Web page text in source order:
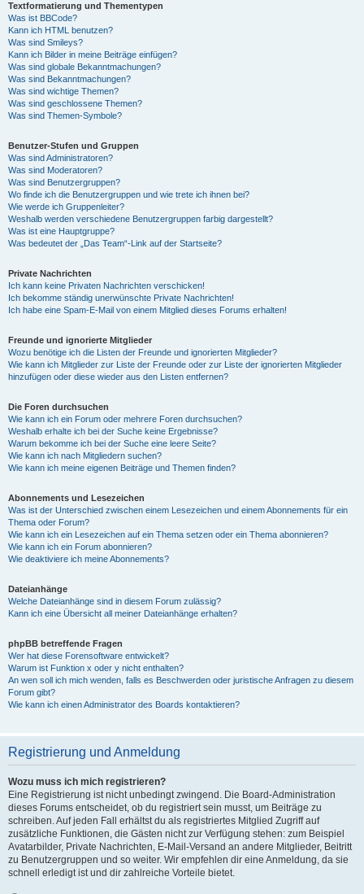
Textformatierung und Thementypen
Was ist BBCode?
Kann ich HTML benutzen?
Was sind Smileys?
Kann ich Bilder in meine Beiträge einfügen?
Was sind globale Bekanntmachungen?
Was sind Bekanntmachungen?
Was sind wichtige Themen?
Was sind geschlossene Themen?
Was sind Themen-Symbole?
Benutzer-Stufen und Gruppen
Was sind Administratoren?
Was sind Moderatoren?
Was sind Benutzergruppen?
Wo finde ich die Benutzergruppen und wie trete ich ihnen bei?
Wie werde ich Gruppenleiter?
Weshalb werden verschiedene Benutzergruppen farbig dargestellt?
Was ist eine Hauptgruppe?
Was bedeutet der „Das Team“-Link auf der Startseite?
Private Nachrichten
Ich kann keine Privaten Nachrichten verschicken!
Ich bekomme ständig unerwünschte Private Nachrichten!
Ich habe eine Spam-E-Mail von einem Mitglied dieses Forums erhalten!
Freunde und ignorierte Mitglieder
Wozu benötige ich die Listen der Freunde und ignorierten Mitglieder?
Wie kann ich Mitglieder zur Liste der Freunde oder zur Liste der ignorierten Mitglieder
hinzufügen oder diese wieder aus den Listen entfernen?
Die Foren durchsuchen
Wie kann ich ein Forum oder mehrere Foren durchsuchen?
Weshalb erhalte ich bei der Suche keine Ergebnisse?
Warum bekomme ich bei der Suche eine leere Seite?
Wie kann ich nach Mitgliedern suchen?
Wie kann ich meine eigenen Beiträge und Themen finden?
Abonnements und Lesezeichen
Was ist der Unterschied zwischen einem Lesezeichen und einem Abonnements für ein
Thema oder Forum?
Wie kann ich ein Lesezeichen auf ein Thema setzen oder ein Thema abonnieren?
Wie kann ich ein Forum abonnieren?
Wie deaktiviere ich meine Abonnements?
Dateianhänge
Welche Dateianhänge sind in diesem Forum zulässig?
Kann ich eine Übersicht all meiner Dateianhänge erhalten?
phpBB betreffende Fragen
Wer hat diese Forensoftware entwickelt?
Warum ist Funktion x oder y nicht enthalten?
An wen soll ich mich wenden, falls es Beschwerden oder juristische Anfragen zu diesem
Forum gibt?
Wie kann ich einen Administrator des Boards kontaktieren?
Registrierung und Anmeldung
Wozu muss ich mich registrieren?
Eine Registrierung ist nicht unbedingt zwingend. Die Board-Administration
dieses Forums entscheidet, ob du registriert sein musst, um Beiträge zu
schreiben. Auf jeden Fall erhältst du als registriertes Mitglied Zugriff auf
zusätzliche Funktionen, die Gästen nicht zur Verfügung stehen: zum Beispiel
Avatarbilder, Private Nachrichten, E-Mail-Versand an andere Mitglieder, Beitritt
zu Benutzergruppen und so weiter. Wir empfehlen dir eine Anmeldung, da sie
schnell erledigt ist und dir zahlreiche Vorteile bietet.